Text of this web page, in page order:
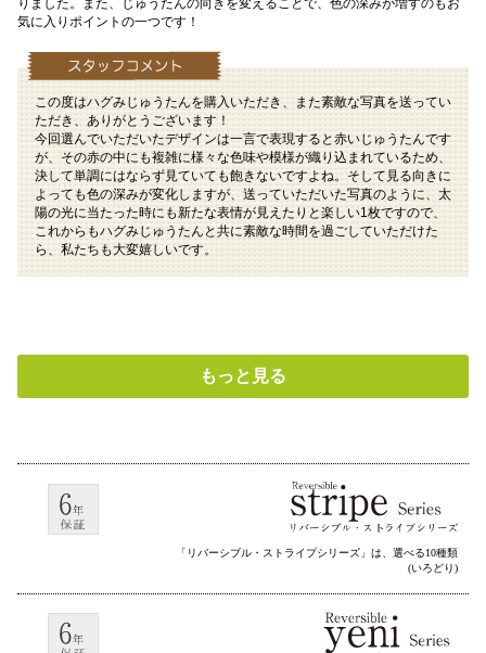
りました。また、じゅうたんの向きを変えることで、色の深みが増すのもお
気に入りポイントの一つです！
この度はハグみじゅうたんを購入いただき、また素敵な写真を送ってい
ただき、ありがとうございます！
今回選んでいただいたデザインは一言で表現すると赤いじゅうたんです
が、その赤の中にも複雑に様々な色味や模様が織り込まれているため、
決して単調にはならず見ていても飽きないですよね。そして見る向きに
よっても色の深みが変化しますが、送っていただいた写真のように、太
陽の光に当たった時にも新たな表情が見えたりと楽しい1枚ですので、
これからもハグみじゅうたんと共に素敵な時間を過ごしていただけた
ら、私たちも大変嬉しいです。
もっと見る
「リバーシブル・ストライプシリーズ」は、選べる10種類
(いろどり)